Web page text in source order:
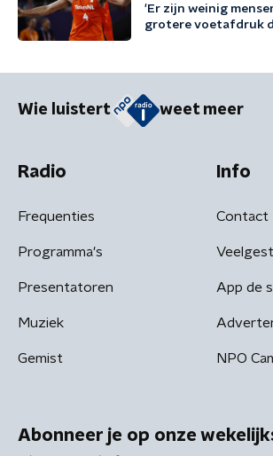
'Er zijn weinig
grotere voetafdruk
Wie luistert weet meer
Radio
Frequenties
Programma's
Presentatoren
Muziek
Gemist
Info
Contact
App de
NPO
Abonneer je op onze